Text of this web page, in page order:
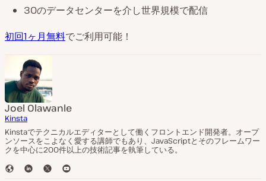
30のデータセンターを介し世界規模で配信
初回1ヶ月無料でご利用可能！
Joel Olawanle
Kinsta
Kinstaでテクニカルエディターとして働くフロントエンド開発者。オープ
ンソースをこよなく愛する講師でもあり、JavaScriptとそのフレームワー
クを中心に200件以上の技術記事を執筆している。
ウ
L
T
Y